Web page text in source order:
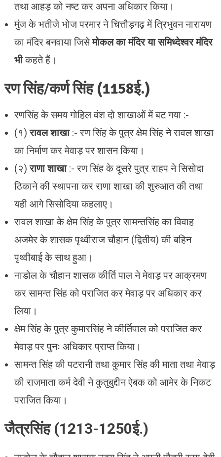
तथा आहड़ को नष्ट कर अपना अधिकार किया।
मुंज के भतीजे भोज परमार ने चित्तौड़गढ़ में त्रिभुवन नारायण
का मंदिर बनवाया जिसेमोकल का मंदिर या समिध्देश्वर मंदिर
भीकहते हैं।
रण सिंह/कर्ण सिंह(1158ई.)
रणसिंह के समय गोहिल वंश दो शाखाओं में बट गया :-
(१)रावल शाखा:- रण सिंह के पुत्र क्षेम सिंह ने रावल शाखा
का निर्माण कर मेवाड़ पर शासन किया।
(२)राणा शाखा:- रण सिंह के दूसरे पुत्र राहप ने सिसोदा
ठिकाने की स्थापना कर राणा शाखा की शुरुआत की तथा
यही आगे सिसोदिया कहलाए।
रावल शाखा के क्षेम सिंह के पुत्र सामन्तसिंह का विवाह
अजमेर के शासक पृथ्वीराज चौहान (द्वितीय) की बहिन
पृथ्वीबाई के साथ हुआ।
नाडोल के चौहान शासक कीर्ति पाल ने मेवाड़ पर आक्रमण
कर सामन्त सिंह को पराजित कर मेवाड़ पर अधिकार कर
लिया।
क्षेम सिंह के पुत्र कुमारसिंह ने कीर्तिपाल को पराजित कर
मेवाड़ पर पुनः अधिकार प्राप्त किया।
सामन्त सिंह की पटरानी तथा कुमार सिंह की माता तथा मेवाड़
की राजमाता कर्म देवी ने कुतुबुद्दीन ऐबक को आमेर के निकट
पराजित किया।
जैत्रसिंह (1213-1250ई.)